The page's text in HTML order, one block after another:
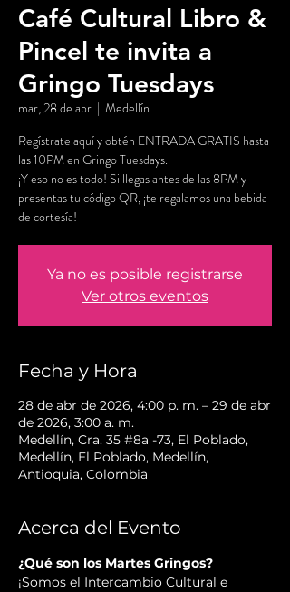
Café Cultural Libro &
Pincel te invita a
Gringo Tuesdays
mar, 28 de abr
  |
Medellín
Regístrate aquí y obtén ENTRADA GRATIS hasta
las 10PM en Gringo Tuesdays.
¡Y eso no es todo! Si llegas antes de las 8PM y
presentas tu código QR, ¡te regalamos una bebida
de cortesía!
Ya no es posible registrarse
Ver otros eventos
Fecha y Hora
28 de abr de 2026, 4:00 p. m. – 29 de abr
de 2026, 3:00 a. m.
Medellín, Cra. 35 #8a -73, El Poblado,
Medellín, El Poblado, Medellín,
Antioquia, Colombia
Acerca del Evento
¿Qué son los Martes Gringos?
¡Somos el Intercambio Cultural e